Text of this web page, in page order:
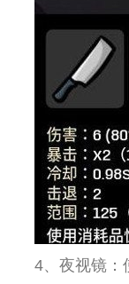
4、夜视镜：